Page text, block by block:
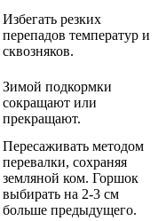
Избегать резких
перепадов температур и
сквозняков.
Зимой подкормки
сокращают или
прекращают.
Пересаживать методом
перевалки, сохраняя
земляной ком. Горшок
выбирать на 2-3 см
больше предыдущего.